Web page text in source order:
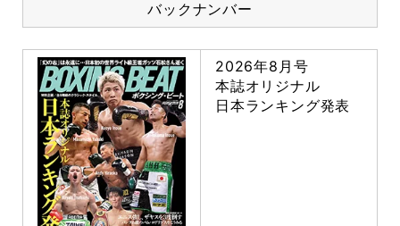
バックナンバー
2026年8月号
本誌オリジナル
日本ランキング発表